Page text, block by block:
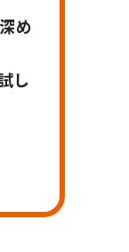
め
し